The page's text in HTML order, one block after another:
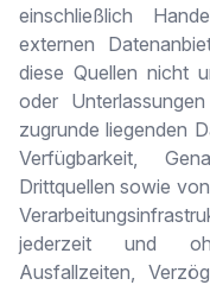
einschließlich
externen
diese Quellen nicht
oder
zugrunde liegenden
Verfügbarkeit,
Drittquellen sowie
jederzeit und
Ausfallzeiten,